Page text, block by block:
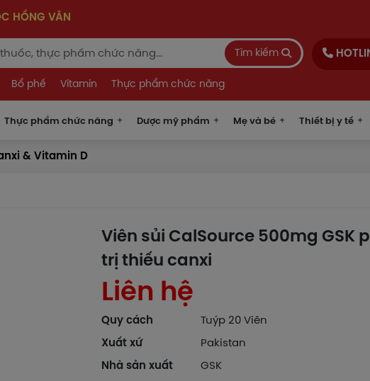
HỒNG VÂN
Tìm kiếm
Bổ phế Vitamin Thực phẩm chức năng
Thực phẩm chức năng Dược mỹ phẩm Mẹ và bé Thiết bị y tế
& Vitamin D
Viên sủi CalSource 500mg GSK
trị thiếu canxi
Liên hệ
Quy cách
Tuýp 20 Viên
Xuất xứ
Pakistan
Nhà sản xuất
GSK